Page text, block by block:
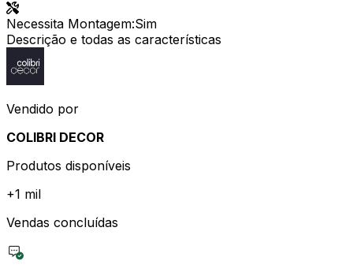
Necessita Montagem:Sim
Descrição e todas as características
Vendido por
COLIBRI DECOR
Produtos disponíveis
+1 mil
Vendas concluídas